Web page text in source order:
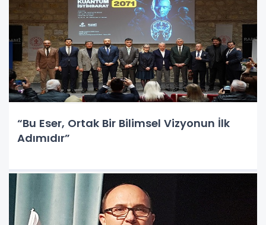
“Bu Eser, Ortak Bir Bilimsel Vizyonun İlk
Adımıdır”